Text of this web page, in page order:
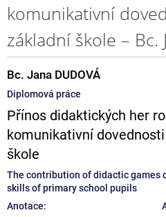
komunikativní
základní škole – Bc.
Bc. Jana DUDOVÁ
Diplomová práce
Přínos didaktických her
komunikativní
škole
The contribution of didactic games
skills of primary school pupils
Anotace: